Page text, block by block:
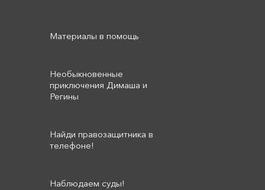
Материалы в помощь
Необыкновенные
приключения Димаша и
Регины
Найди правозащитника в
телефоне!
Наблюдаем суды!